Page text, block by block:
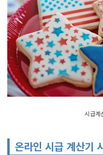
시급계
온라인 시급 계산기